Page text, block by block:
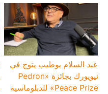
عبد السلام بوطيب يتوج في
نيويورك بجائزة «Pedron
Peace Prize» للدبلوماسية